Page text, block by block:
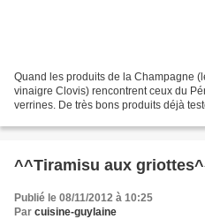
Quand les produits de la Champagne
vinaigre Clovis) rencontrent ceux du
verrines. De très bons produits déjà
^^Tiramisu aux
Publié le 08/11/2012 à 10:25
Par cuisine-guylaine